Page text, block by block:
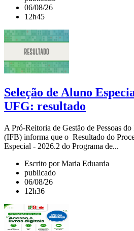
06/08/26
12h45
Seleção de Aluno
UFG: resultado
A Pró-Reitoria de Gestão de Pessoas
(IFB) informa que o Resultado do
Especial - 2026.2 do Programa de...
Escrito por Maria Eduarda
publicado
06/08/26
12h36